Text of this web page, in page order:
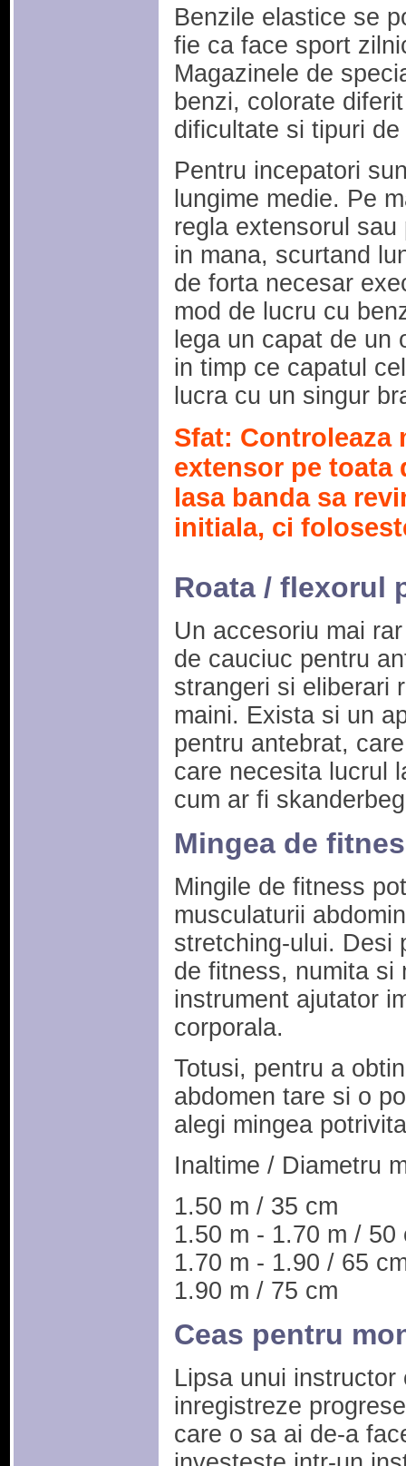
Benzile elastice se
fie ca face sport
Magazinele de
benzi, colorate
dificultate si tipuri
Pentru incepatori
lungime medie. Pe
regla extensorul
in mana, scurtand
de forta necesar
mod de lucru cu
lega un capat de un
in timp ce capatul
lucra cu un singur
Sfat: Controleaza
extensor pe toata
lasa banda sa
initiala, ci
Roata / flexorul
Un accesoriu mai
de cauciuc pentru
strangeri si eliberari
maini. Exista si un
pentru antebrat,
care necesita lucrul
cum ar fi
Mingea de
Mingile de fitness
musculaturii
stretching-ului. Desi
de fitness, numita si
instrument ajutator
corporala.
Totusi, pentru a
abdomen tare si o
alegi mingea
Inaltime / Diametru
1.50 m / 35 cm
1.50 m - 1.70 m / 50
1.70 m - 1.90 / 65
1.90 m / 75 cm
Ceas pentru
Lipsa unui
inregistreze
care o sa ai de-a